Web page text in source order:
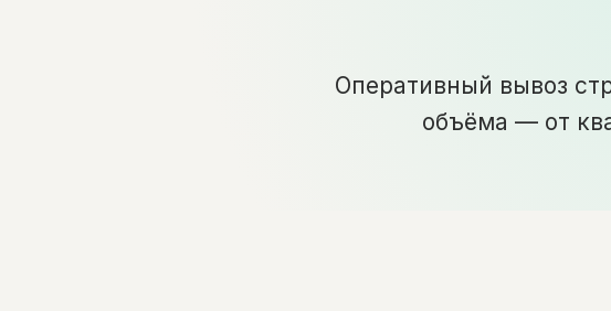
Оперативный вывоз
объёма — от